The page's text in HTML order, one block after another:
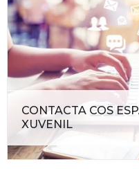
CONTACTA COS
XUVENIL